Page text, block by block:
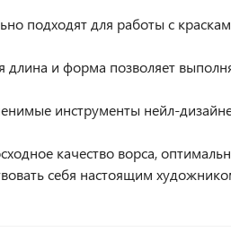
подходят для работы с
длина и форма позволяет
инструменты нейл-
качество ворса,
себя настоящим